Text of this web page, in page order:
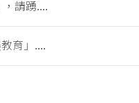
請踴....
育」....